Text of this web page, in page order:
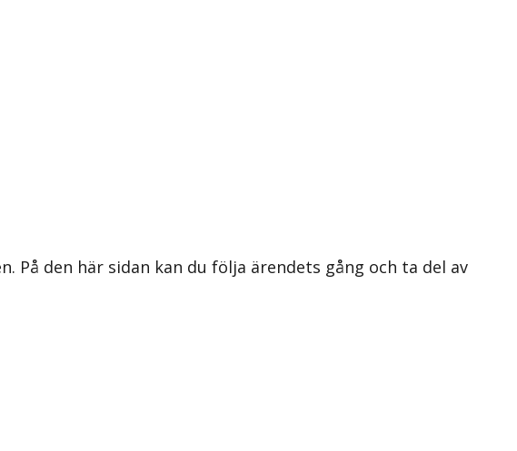
den här sidan kan du följa ärendets gång och ta del av